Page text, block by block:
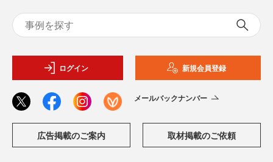
ログイン 新規会員登録
メールバックナンバー
広告掲載のご案内 取材掲載のご依頼